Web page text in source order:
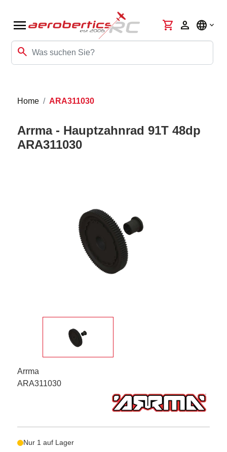
menu
search
shopping_cart person language
Home ARA311030
Arrma - Hauptzahnrad 91T 48dp
ARA311030
Arrma
ARA311030
Nur 1 auf Lager